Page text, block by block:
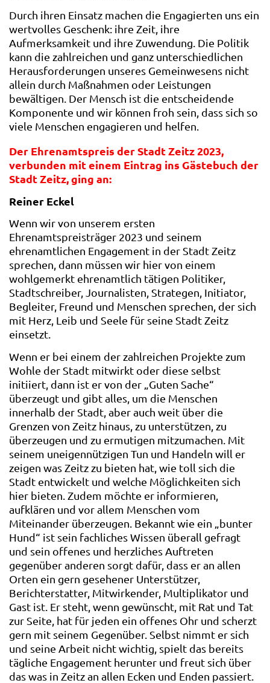
Durch ihren Einsatz machen die Engagierten uns ein
wertvolles Geschenk: ihre Zeit, ihre
Aufmerksamkeit und ihre Zuwendung. Die Politik
kann die zahlreichen und ganz unterschiedlichen
Herausforderungen unseres Gemeinwesens nicht
allein durch Maßnahmen oder Leistungen
bewältigen. Der Mensch ist die entscheidende
Komponente und wir können froh sein, dass sich so
viele Menschen engagieren und helfen.
Der Ehrenamtspreis der Stadt Zeitz 2023,
verbunden mit einem Eintrag ins Gästebuch der
Stadt Zeitz, ging an:
Reiner Eckel
Wenn wir von unserem ersten
Ehrenamtspreisträger 2023 und seinem
ehrenamtlichen Engagement in der Stadt Zeitz
sprechen, dann müssen wir hier von einem
wohlgemerkt ehrenamtlich tätigen Politiker,
Stadtschreiber, Journalisten, Strategen, Initiator,
Begleiter, Freund und Menschen sprechen, der sich
mit Herz, Leib und Seele für seine Stadt Zeitz
einsetzt.
Wenn er bei einem der zahlreichen Projekte zum
Wohle der Stadt mitwirkt oder diese selbst
initiiert, dann ist er von der „Guten Sache“
überzeugt und gibt alles, um die Menschen
innerhalb der Stadt, aber auch weit über die
Grenzen von Zeitz hinaus, zu unterstützen, zu
überzeugen und zu ermutigen mitzumachen. Mit
seinem uneigennützigen Tun und Handeln will er
zeigen was Zeitz zu bieten hat, wie toll sich die
Stadt entwickelt und welche Möglichkeiten sich
hier bieten. Zudem möchte er informieren,
aufklären und vor allem Menschen vom
Miteinander überzeugen. Bekannt wie ein „bunter
Hund“ ist sein fachliches Wissen überall gefragt
und sein offenes und herzliches Auftreten
gegenüber anderen sorgt dafür, dass er an allen
Orten ein gern gesehener Unterstützer,
Berichterstatter, Mitwirkender, Multiplikator und
Gast ist. Er steht, wenn gewünscht, mit Rat und Tat
zur Seite, hat für jeden ein offenes Ohr und scherzt
gern mit seinem Gegenüber. Selbst nimmt er sich
und seine Arbeit nicht wichtig, spielt das bereits
tägliche Engagement herunter und freut sich über
das was in Zeitz an allen Ecken und Enden passiert.